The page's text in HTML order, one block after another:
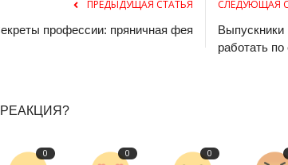
ПРЕДЫДУЩАЯ СТАТЬЯ
профессии: пряничная фея
СЛЕДУЮЩАЯ
работать
0 0 0